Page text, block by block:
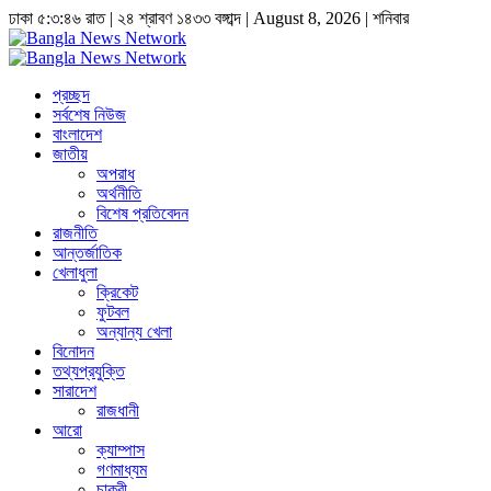
ঢাকা ৫:৩:৪৭ রাত| ২৪ শ্রাবণ ১৪৩৩ বঙ্গাব্দ | August 8, 2026 | শনিবার
প্রচ্ছদ
সর্বশেষ নিউজ
বাংলাদেশ
জাতীয়
অপরাধ
অর্থনীতি
বিশেষ প্রতিবেদন
রাজনীতি
আন্তর্জাতিক
খেলাধুলা
ক্রিকেট
ফুটবল
অন্যান্য খেলা
বিনোদন
তথ্যপ্রযুক্তি
সারাদেশ
রাজধানী
আরো
ক্যাম্পাস
গণমাধ্যম